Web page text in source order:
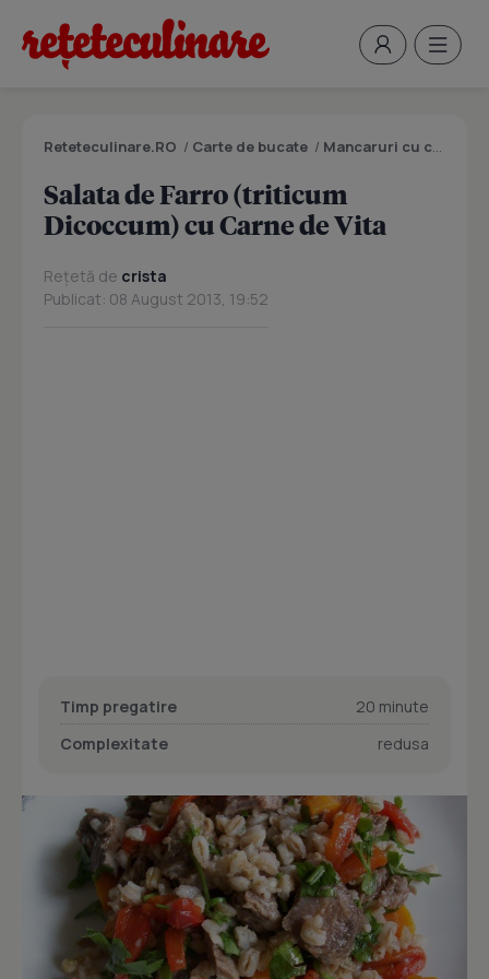
Reteteculinare.RO / Carte de bucate / Mancaruri cu carne
Salata de Farro (triticum
Dicoccum) cu Carne de Vita
Rețetă de crista
Publicat: 08 August 2013, 19:52
Timp pregatire
20 minute
Complexitate
redusa